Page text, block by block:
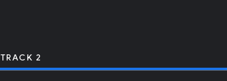
TRACK 2